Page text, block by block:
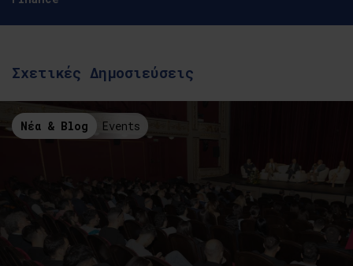
Σχετικές Δημοσιεύσεις
Νέα & Blog Events